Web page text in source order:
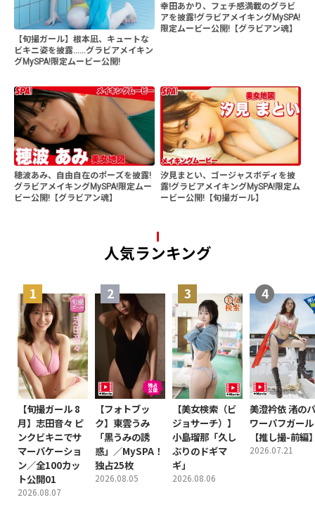
【旬撮ガール】根本凪、キュートな
ビキニ姿を披露......グラビアメイキン
グMySPA!限定ムービー公開!
幸田あかり、フェチ感満載のグラビ
アを披露!グラビアメイキングMySPA!
限定ムービー公開!【グラビアン魂】
穂波あみ、自由自在のポーズを披露!
グラビアメイキングMySPA!限定ムー
ビー公開!【グラビアン魂】
汐見まとい、ゴージャスボディを披
露!グラビアメイキングMySPA!限定ム
ービー公開!【旬撮ガール】
人気ランキング
【旬撮ガール 8
月】志田音々 ピ
ンクビキニでサ
マーバケーショ
ン／全100カッ
ト公開01
2026.08.07
【フォトブッ
ク】東雲うみ
「黒うみの誘
惑」／MySPA！
独占25枚
2026.08.05
【美女検索（ビ
ジョサーチ）】
小島瑠那「久し
ぶりのドギマ
ギ」
2026.08.06
美澄衿依 渚のパ
ワーパフガール
【推し撮-前編
2026.07.21